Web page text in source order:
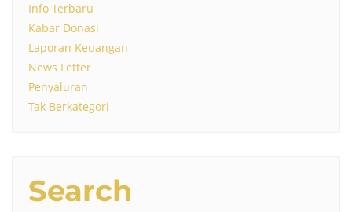
Info Terbaru
Kabar Donasi
Laporan Keuangan
News Letter
Penyaluran
Tak Berkategori
Search